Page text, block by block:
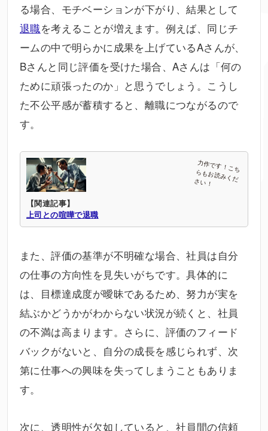
る場合、モチベーションが下がり、結果として
退職を考えることが増えます。例えば、同じチ
ームの中で明らかに成果を上げているAさんが、
Bさんと同じ評価を受けた場合、Aさんは「何の
ために頑張ったのか」と思うでしょう。こうし
た不公平感が蓄積すると、離職につながるので
す。
【関連記事】
上司との喧嘩で退職
また、評価の基準が不明確な場合、社員は自分
の仕事の方向性を見失いがちです。具体的に
は、目標達成度が曖昧であるため、努力が実を
結ぶかどうかがわからない状況が続くと、社員
の不満は高まります。さらに、評価のフィード
バックがないと、自分の成長を感じられず、次
第に仕事への興味を失ってしまうこともありま
す。
次に、透明性が欠如していると、社員間の信頼